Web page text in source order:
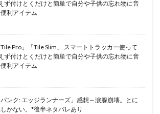
ず付けとくだけと簡単で自分や子供の忘れ物に音
利アイテム
Pro」「Tile Slim」 スマートトラッカー使って
ず付けとくだけと簡単で自分や子供の忘れ物に音
利アイテム
ンク: エッジランナーズ」感想～涙腺崩壊。とに
かない。*後半ネタバレあり